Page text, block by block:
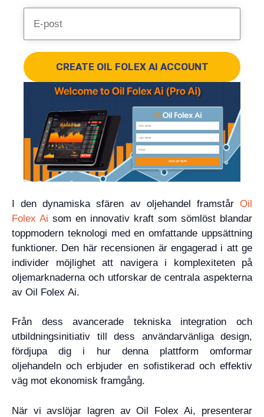
CREATE OIL FOLEX AI ACCOUNT
I den dynamiska sfären av oljehandel framstår Oil
Folex Ai som en innovativ kraft som sömlöst blandar
toppmodern teknologi med en omfattande uppsättning
funktioner. Den här recensionen är engagerad i att ge
individer möjlighet att navigera i komplexiteten på
oljemarknaderna och utforskar de centrala aspekterna
av Oil Folex Ai.
Från dess avancerade tekniska integration och
utbildningsinitiativ till dess användarvänliga design,
fördjupa dig i hur denna plattform omformar
oljehandeln och erbjuder en sofistikerad och effektiv
väg mot ekonomisk framgång.
När vi avslöjar lagren av Oil Folex Ai, presenterar